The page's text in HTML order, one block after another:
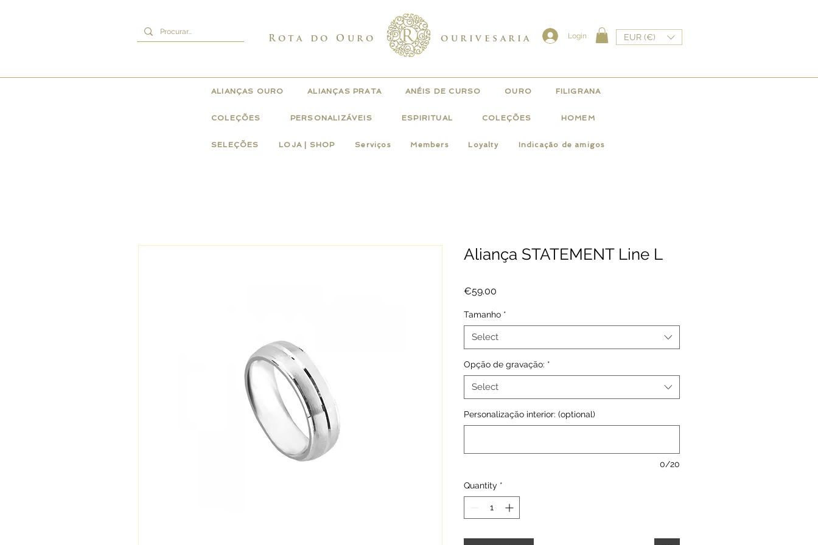
Rota do Ouro ourivesaria Login EUR (€)
ALIANÇAS OURO ALIANÇAS PRATA ANÉIS DE CURSO OURO FILIGRANA
COLEÇÕES PERSONALIZÁVEIS ESPIRITUAL COLEÇÕES HOMEM
SELEÇÕES LOJA | SHOP Serviços Members Loyalty Indicação de amigos
Aliança STATEMENT Line L
€59.00
Tamanho *
Select
Opção de gravação: *
Select
Personalização interior: (optional)
0/20
Quantity *